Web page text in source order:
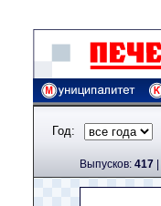
Год:
Выпусков: 417 |